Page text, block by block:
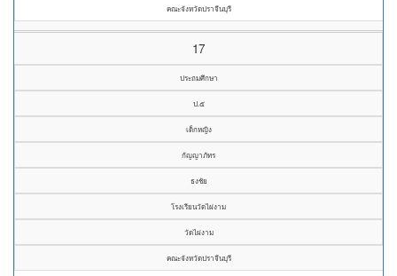
คณะจังหวัดปราจีนบุรี
17
ประถมศึกษา
ป.๕
เด็กหญิง
กัญญาภัทร
ธงชัย
โรงเรียนวัดไผ่งาม
วัดไผ่งาม
คณะจังหวัดปราจีนบุรี